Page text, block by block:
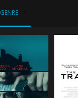
GENRE